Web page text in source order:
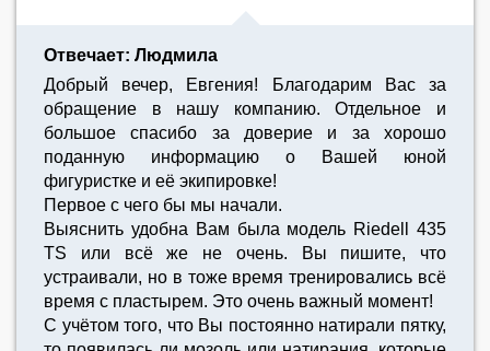
Отвечает: Людмила
Добрый вечер, Евгения! Благодарим Вас за
обращение в нашу компанию. Отдельное и
большое спасибо за доверие и за хорошо
поданную информацию о Вашей юной
фигуристке и её экипировке!
Первое с чего бы мы начали.
Выяснить удобна Вам была модель Riedell 435
TS или всё же не очень. Вы пишите, что
устраивали, но в тоже время тренировались всё
время с пластырем. Это очень важный момент!
С учётом того, что Вы постоянно натирали пятку,